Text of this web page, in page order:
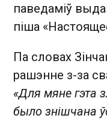
паведаміў
піша
Па словах
рашэнне з-за
«Для мяне гэта
было знішчана